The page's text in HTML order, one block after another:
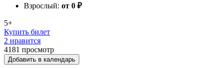
Взрослый: от 0 ₽
5+
Купить билет
2 нравится
4181 просмотр
Добавить в календарь